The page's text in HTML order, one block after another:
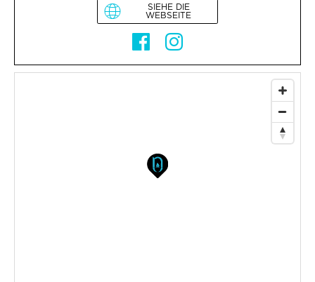
SIEHE DIE
WEBSEITE